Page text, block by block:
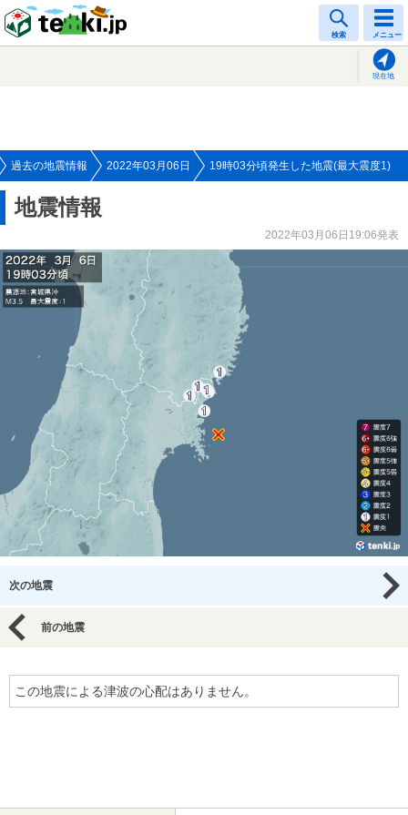
検索 メニュー
現在地
過去の地震情報 2022年03月06日 19時03分頃発生した地震(最大震度1)
地震情報
2022年03月06日19:06発表
次の地震
前の地震
この地震による津波の心配はありません。